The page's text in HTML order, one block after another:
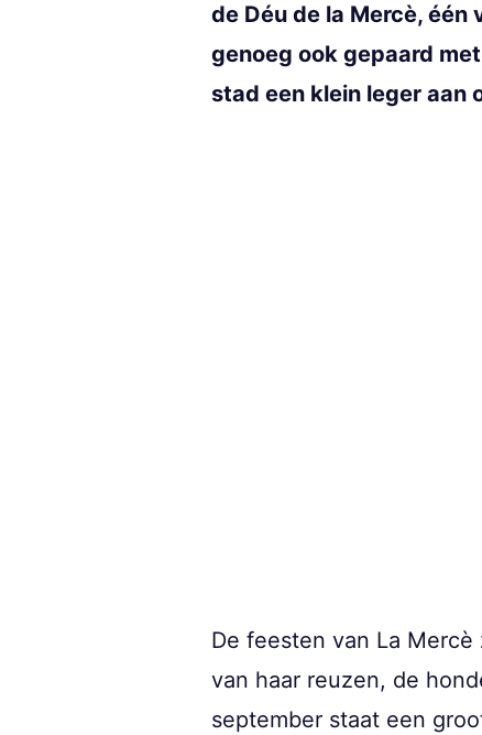
de Déu de la Mercè,
genoeg ook gepaard
stad een klein leger aan
De feesten van La
van haar reuzen, de
september staat een